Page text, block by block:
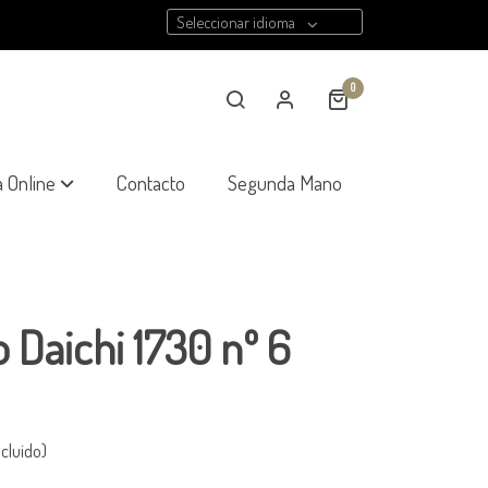
Seleccionar idioma
0
Online Contacto Segunda Mano
Daichi 1730 nº 6